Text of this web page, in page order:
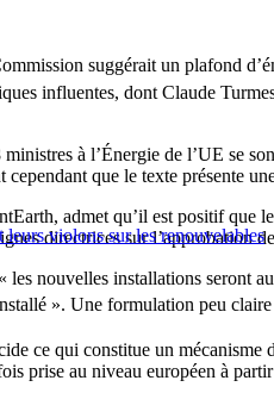
suggérait un plafond
influentes, dont Claude
à l’Énergie de l’UE se
que le texte présente
leurs violons sur les renouvelables
admet qu’il est positif que
directrices sur l’approbation
les nouvelles installations seront
». Une formulation peu
ce qui constitue un
prise au niveau européen à